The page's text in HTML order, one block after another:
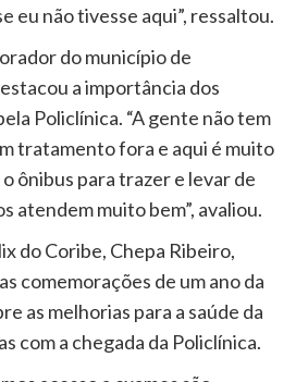
eu não tivesse aqui”, ressaltou.
do município de
a importância dos
Policlínica. “A gente não tem
tratamento fora e aqui é muito
ônibus para trazer e levar de
atendem muito bem”, avaliou.
do Coribe, Chepa Ribeiro,
comemorações de um ano da
as melhorias para a saúde da
com a chegada da Policlínica.